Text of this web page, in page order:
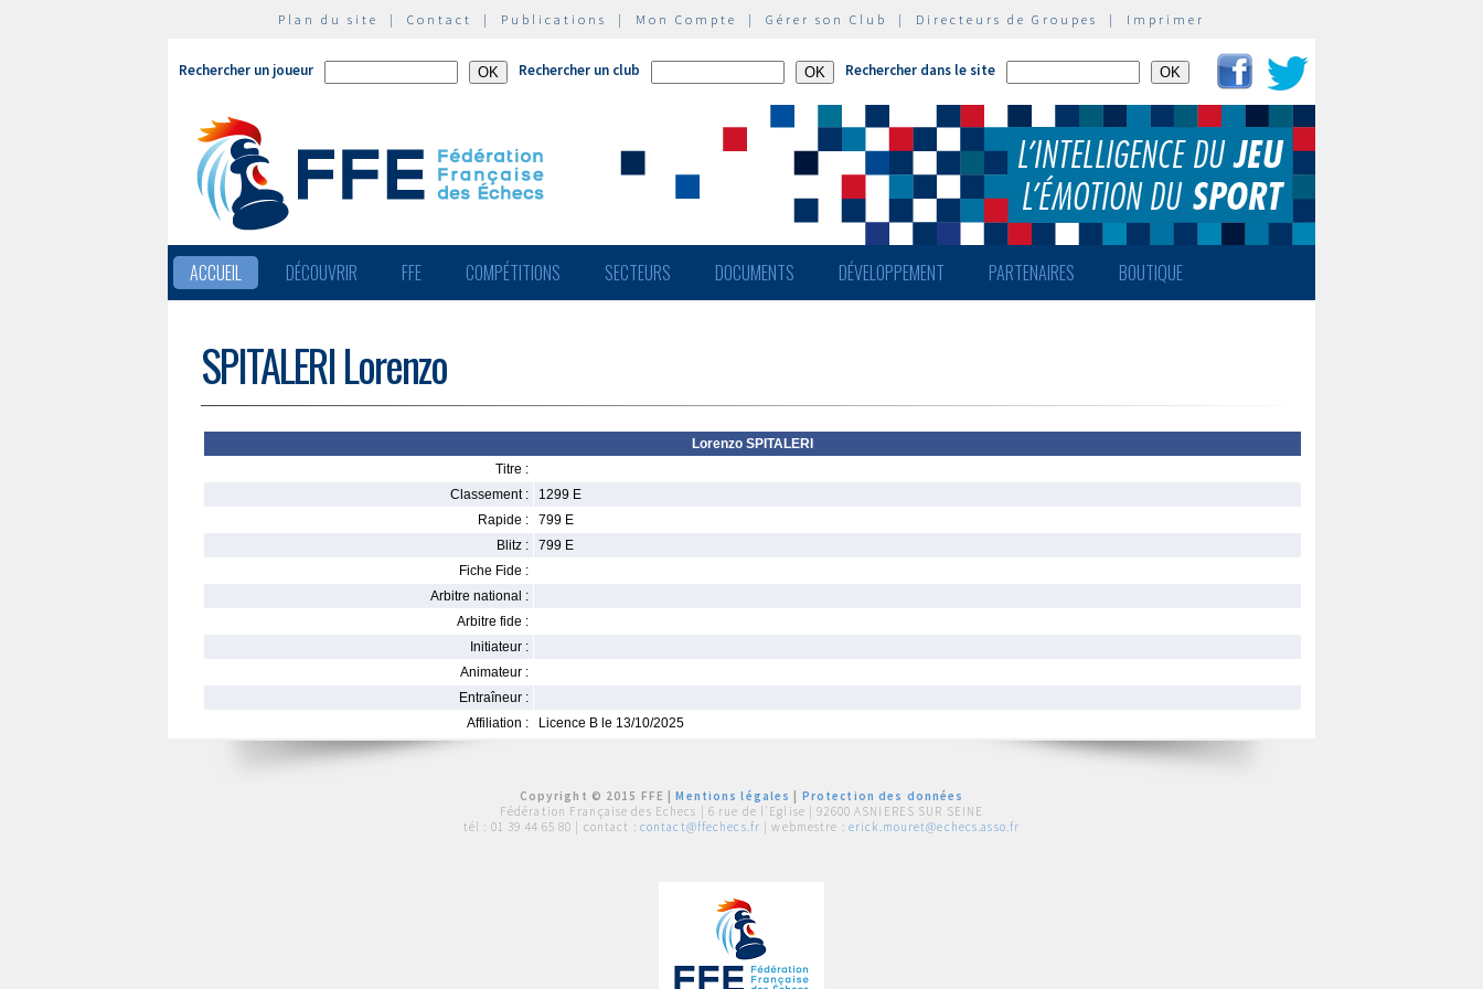
Plan du site | Contact | Publications | Mon Compte | Gérer son Club | Directeurs de Groupes | Imprimer
Rechercher un joueur Rechercher un club Rechercher dans le site
ACCUEIL DÉCOUVRIR FFE COMPÉTITIONS SECTEURS DOCUMENTS DÉVELOPPEMENT PARTENAIRES BOUTIQUE
SPITALERI Lorenzo
Lorenzo SPITALERI
Titre :
Classement :
1299 E
Rapide :
799 E
Blitz :
799 E
Fiche Fide :
Arbitre national :
Arbitre fide :
Initiateur :
Animateur :
Entraîneur :
Affiliation :
Licence B le 13/10/2025
Copyright © 2015 FFE |Mentions légales
Protection des données
Fédération Française des Echecs | 6 rue de l'Eglise | 92600 ASNIERES SUR SEINE
tél : 01 39 44 65 80 | contact : contact@ffechecs.fr | webmestre : erick.mouret@echecs.asso.fr